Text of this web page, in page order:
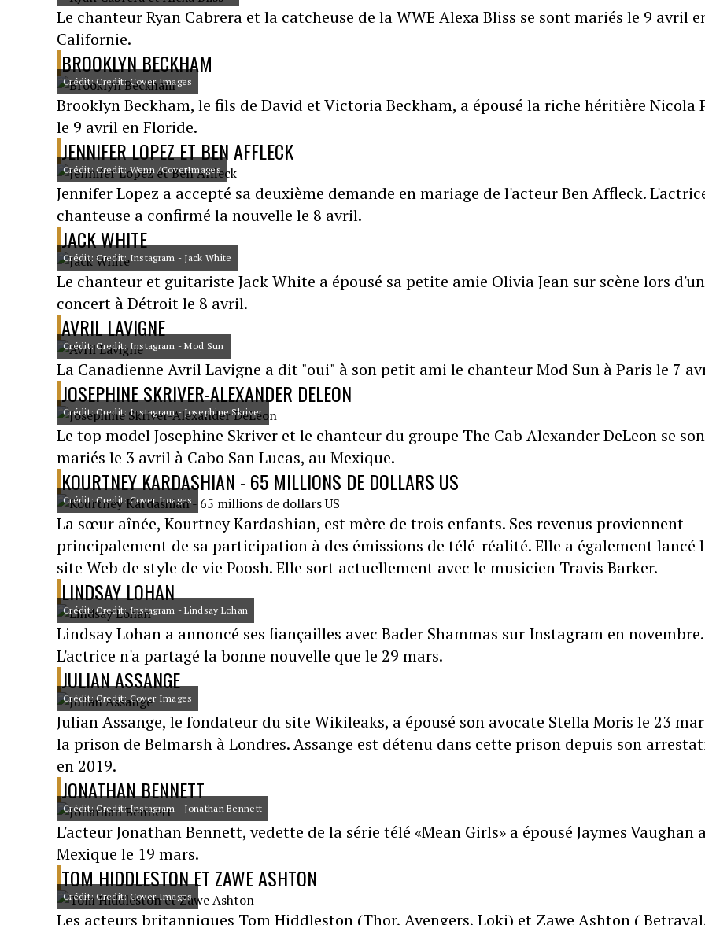
Le chanteur Ryan Cabrera et la catcheuse de la WWE Alexa Bliss se sont mariés le 9 avril
Californie.
BROOKLYN BECKHAM
Crédit: Credit: Cover Images
Brooklyn Beckham, le fils de David et Victoria Beckham, a épousé la riche héritière Nicola
le 9 avril en Floride.
JENNIFER LOPEZ ET BEN AFFLECK
Crédit: Credit: Wenn /CoverImages
Jennifer Lopez a accepté sa deuxième demande en mariage de l'acteur Ben Affleck.
chanteuse a confirmé la nouvelle le 8 avril.
JACK WHITE
Crédit: Credit: Instagram - Jack White
Le chanteur et guitariste Jack White a épousé sa petite amie Olivia Jean sur scène lors d'un
concert à Détroit le 8 avril.
AVRIL LAVIGNE
Crédit: Credit: Instagram - Mod Sun
La Canadienne Avril Lavigne a dit "oui" à son petit ami le chanteur Mod Sun à Paris le 7
JOSEPHINE SKRIVER-ALEXANDER DELEON
Crédit: Credit: Instagram - Josephine Skriver
Le top model Josephine Skriver et le chanteur du groupe The Cab Alexander DeLeon se
mariés le 3 avril à Cabo San Lucas, au Mexique.
KOURTNEY KARDASHIAN - 65 MILLIONS DE DOLLARS US
Crédit: Credit: Cover Images
La sœur aînée, Kourtney Kardashian, est mère de trois enfants. Ses revenus proviennent
principalement de sa participation à des émissions de télé-réalité. Elle a également lancé
site Web de style de vie Poosh. Elle sort actuellement avec le musicien Travis Barker.
LINDSAY LOHAN
Crédit: Credit: Instagram - Lindsay Lohan
Lindsay Lohan a annoncé ses fiançailles avec Bader Shammas sur Instagram en novembre.
L'actrice n'a partagé la bonne nouvelle que le 29 mars.
JULIAN ASSANGE
Crédit: Credit: Cover Images
Julian Assange, le fondateur du site Wikileaks, a épousé son avocate Stella Moris le 23
la prison de Belmarsh à Londres. Assange est détenu dans cette prison depuis son
en 2019.
JONATHAN BENNETT
Crédit: Credit: Instagram - Jonathan Bennett
L'acteur Jonathan Bennett, vedette de la série télé «Mean Girls» a épousé Jaymes Vaughan
Mexique le 19 mars.
TOM HIDDLESTON ET ZAWE ASHTON
Crédit: Credit: Cover Images
Les acteurs britanniques Tom Hiddleston (Thor, Avengers, Loki) et Zawe Ashton (